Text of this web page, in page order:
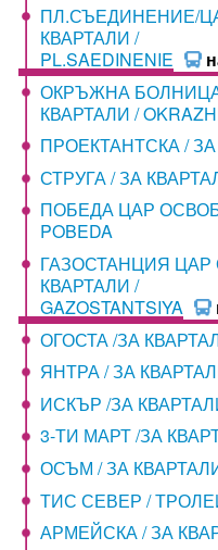
ПЛ.СЪЕДИНЕНИЕ/
КВАРТАЛИ /
PL.SAEDINENIE
ОКРЪЖНА
КВАРТАЛИ /
ПРОЕКТАНТСКА / ЗА
СТРУГА / ЗА
ПОБЕДА ЦАР
POBEDA
ГАЗОСТАНЦИЯ
КВАРТАЛИ /
GAZOSTANTSIYA
ОГОСТА /ЗА
ЯНТРА / ЗА
ИСКЪР /ЗА
3-ТИ МАРТ /ЗА
ОСЪМ / ЗА
ТИС СЕВЕР /
АРМЕЙСКА / ЗА